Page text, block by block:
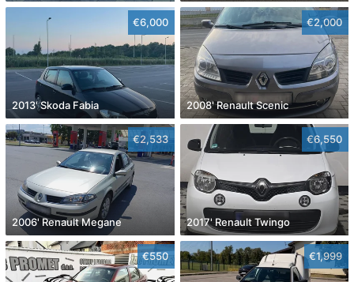
€6,000
2013' Skoda Fabia
€2,000
2008' Renault Scenic
€2,533
2006' Renault Megane
€6,550
2017' Renault Twingo
€550 €1,999